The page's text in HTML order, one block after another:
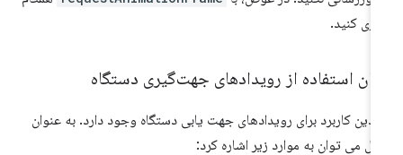
کنید.
استفاده از رویدادهای جهت‌گیری دستگاه
کاربرد برای رویدادهای جهت یابی دستگاه وجود دارد. به عنوان
می توان به موارد زیر اشاره کرد: